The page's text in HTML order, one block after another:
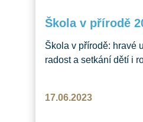
Škola v přírodě
Škola v přírodě: hravé
radost a setkání dětí i
v přírodě v historii
A můžeme říci jedním
17.06.2023